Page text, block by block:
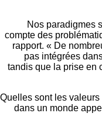
Nos
compte des
rapport. « De
pas intégrées
tandis que la
Quelles sont les
dans un monde